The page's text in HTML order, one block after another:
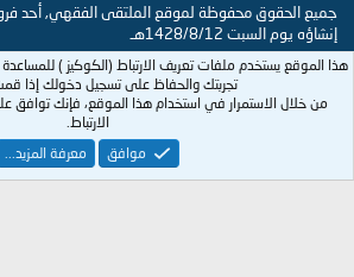
جميع الحقوق محفوظة لموقع الملتقى الفقهي, أحد
إنشاؤه يوم السبت 1428/8/12هـ
هذا الموقع يستخدم ملفات تعريف الارتباط (الكوكيز )
تجربتك والحفاظ على تسجيل دخولك إذا
من خلال الاستمرار في استخدام هذا الموقع، فإنك توافق
الارتباط.
موافق
معرفة المزيد...